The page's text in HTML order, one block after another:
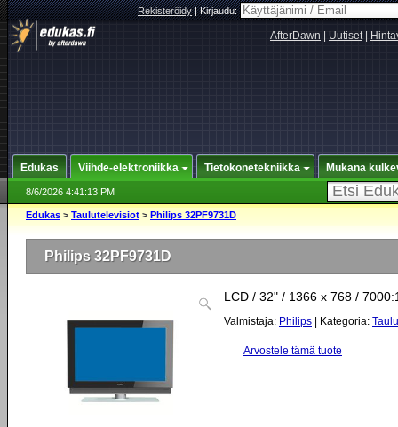
Rekisteröidy|Kirjaudu:
AfterDawn Uutiset|
Edukas Viihde-elektroniikka Tietokonetekniikka Mukana
8/6/2026 4:41:13 PM
Edukas > Taulutelevisiot > Philips 32PF9731D
Philips 32PF9731D
LCD / 32" / 1366 x 768 /
Valmistaja: Philips | Kategoria:
Arvostele tämä tuote